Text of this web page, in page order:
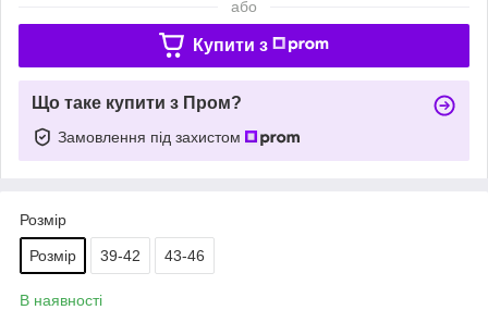
або
Купити з
Що таке купити з Пром?
Замовлення під захистом
Розмір
Розмір 39-42 43-46
В наявності